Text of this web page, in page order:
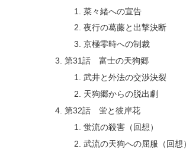
菜々緒への宣告
夜行の葛藤と出撃決断
京極零時への制裁
第31話 富士の天狗郷
武井と外法の交渉決裂
天狗郷からの脱出劇
第32話 蛍と彼岸花
蛍流の殺害（回想）
武流の天狗への屈服（回想）